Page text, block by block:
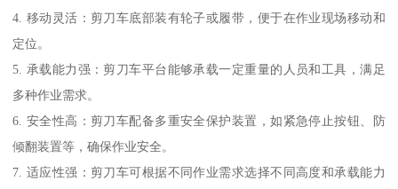
4. 移动灵活：剪刀车底部装有轮子或履带，便于在作业现场移动和
定位。
5. 承载能力强：剪刀车平台能够承载一定重量的人员和工具，满足
多种作业需求。
6. 安全性高：剪刀车配备多重安全保护装置，如紧急停止按钮、防
倾翻装置等，确保作业安全。
7. 适应性强：剪刀车可根据不同作业需求选择不同高度和承载能力